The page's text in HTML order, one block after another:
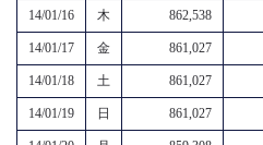
14/01/16 木 862,538
14/01/17 金 861,027
14/01/18 土 861,027
14/01/19 日 861,027